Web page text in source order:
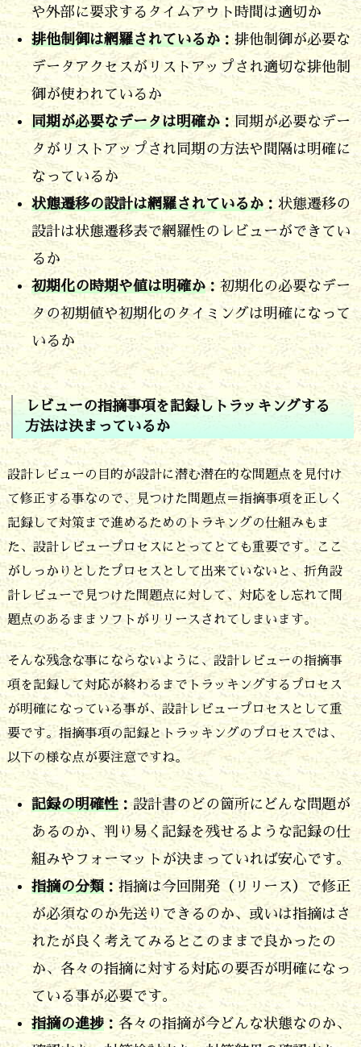
ュ
ー
プ
ロ
セ
ス
の
次
ぎ
は
コ
ー
デ
ィ
ン
グ
プ
ロ
セ
ス
で
や外部に要求するタイムアウト時間は適切か
排他制御は網羅されているか：排他制御が必要な
データアクセスがリストアップされ適切な排他制
御が使われているか
同期が必要なデータは明確か：同期が必要なデー
タがリストアップされ同期の方法や間隔は明確に
なっているか
状態遷移の設計は網羅されているか ：状態遷移の
設計は状態遷移表で網羅性のレビューができてい
るか
初期化の時期や値は明確か ：初期化の必要なデー
タの初期値や初期化のタイミングは明確になって
いるか
レビューの指摘事項を記録しトラッキングする
方法は決まっているか
設計レビューの目的が設計に潜む潜在的な問題点を見付け
て修正する事なので、見つけた問題点＝指摘事項を正しく
記録して対策まで進めるためのトラキングの仕組みもま
た、設計レビュープロセスにとってとても重要です。ここ
がしっかりとしたプロセスとして出来ていないと、折角設
計レビューで見つけた問題点に対して、対応をし忘れて問
題点のあるままソフトがリリースされてしまいます。
そんな残念な事にならないように、設計レビューの指摘事
項を記録して対応が終わるまでトラッキングするプロセス
が明確になっている事が、設計レビュープロセスとして重
要です。指摘事項の記録とトラッキングのプロセスでは、
以下の様な点が要注意ですね。
記録の明確性 ：設計書のどの箇所にどんな問題が
あるのか、判り易く記録を残せるような記録の仕
組みやフォーマットが決まっていれば安心です。
指摘の分類 ：指摘は今回開発（リリース）で修正
が必須なのか先送りできるのか、或いは指摘はさ
れたが良く考えてみるとこのままで良かったの
か、各々の指摘に対する対応の要否が明確になっ
ている事が必要です。
指摘の進捗 ：各々の指摘が今どんな状態なのか、